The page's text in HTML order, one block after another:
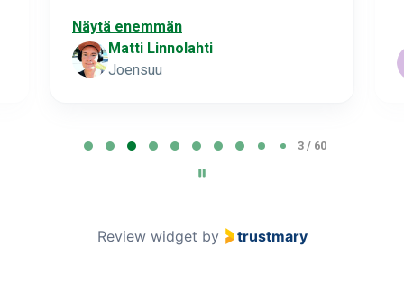
Näytä enemmän
Matti Linnolahti
Joensuu
3 / 60
Review widget by trustmary